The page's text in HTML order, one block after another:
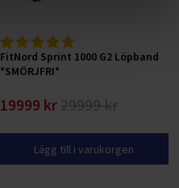
FitNord Sprint 1000 G2 Löpband
*SMÖRJFRI*
19999 kr29999 kr
Lägg till i varukorgen